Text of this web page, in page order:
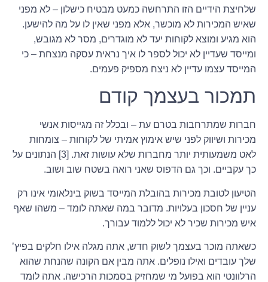
שלחיצת הידיים הזו התרחשה כמעט מבטיח כישלון – לא מפני
שאיש המכירות לא מוכשר, אלא מפני שאין לו על מה להישען.
הוא מגיע ומוצא לקוחות יעד לא מוגדרים, מסר לא מגובש,
ומייסד שעדיין לא יכול לספר לו איך נראית עסקה מנצחת – כי
המייסד עצמו עדיין לא ניצח מספיק פעמים.
תמכור בעצמך קודם
חברות שמתרחבות בטרם עת – ובכלל זה מגייסות אנשי
מכירות ושיווק לפני שיש אימוץ אמיתי של לקוחות – צומחות
לאט משמעותית יותר מחברות שלא עושות זאת. [3] הנתונים על
כך עקביים. וכך גם הדפוס שאני רואה בשטח שוב ושוב.
הטיעון לטובת מכירות בהובלת המייסד בשוק בינלאומי אינו רק
עניין של חסכון בעלויות. מדובר במה שאתה לומד – משהו שאף
איש מכירות שכיר לא יכול ללמוד עבורך.
כשאתה מוכר בעצמך לשוק חדש, אתה מגלה אילו חלקים בפיץ’
שלך עובדים ואילו נופלים. אתה מבין אם הקונה שהנחת שהוא
הרלוונטי הוא בפועל מי שמחזיק בסמכות הרכישה. אתה לומד